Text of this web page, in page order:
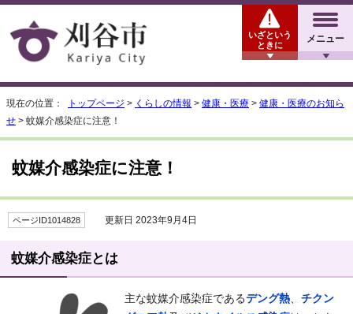
メニュー
いざという
ときに
現在の位置： トップページ > くらしの情報 > 健康・医療 > 健康・医療のお知ら
せ > 蚊媒介感染症に注意！
蚊媒介感染症に注意！
ページID1014828 更新日 2023年9月4日
蚊媒介感染症とは
主な蚊媒介感染症であるデング熱、 チクン